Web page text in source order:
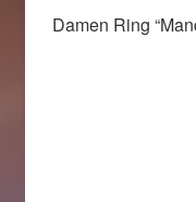
Damen Ring